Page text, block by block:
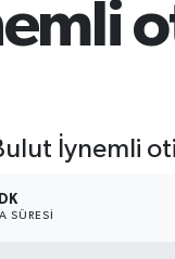
İynemli
SÜRESI